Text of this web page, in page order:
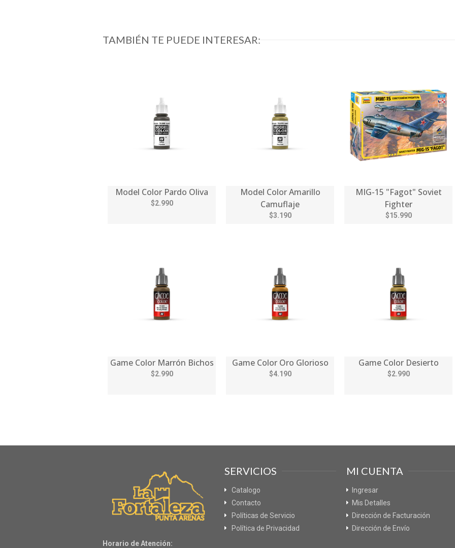
TAMBIÉN TE PUEDE INTERESAR:
Model Color Pardo Oliva
$2.990
Model Color Amarillo
Camuflaje
$3.190
MIG-15 "Fagot" Soviet
Fighter
$15.990
Game Color Marrón Bichos
$2.990
Game Color Oro Glorioso
$4.190
Game Color Desierto
$2.990
Horario de Atención:
SERVICIOS
Catalogo
Contacto
Políticas de Servicio
Política de Privacidad
MI CUENTA
Ingresar
Mis Detalles
Dirección de Facturación
Dirección de Envío